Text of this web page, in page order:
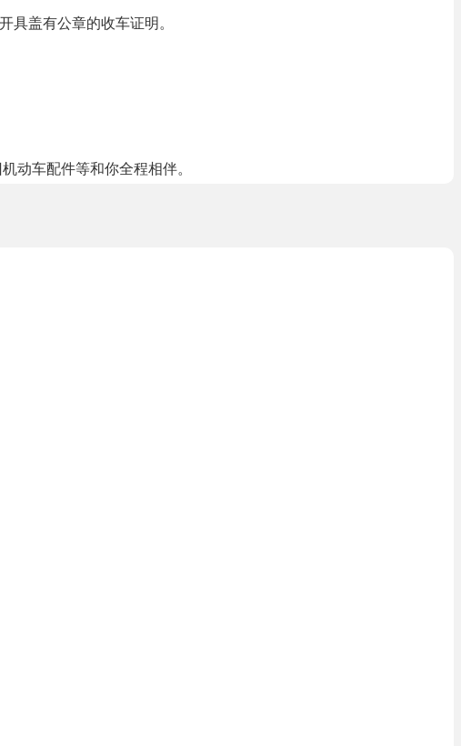
具盖有公章的收车证明。
动车配件等和你全程相伴。